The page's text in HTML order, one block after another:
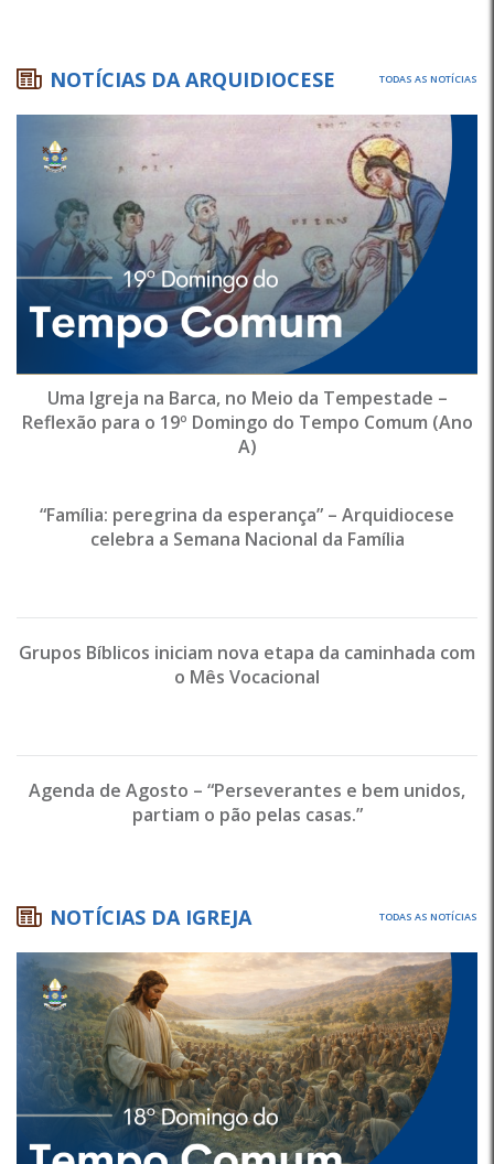
NOTÍCIAS DA ARQUIDIOCESE TODAS AS NOTÍCIAS
Uma Igreja na Barca, no Meio da Tempestade –
Reflexão para o 19º Domingo do Tempo Comum (Ano
A)
“Família: peregrina da esperança” – Arquidiocese
celebra a Semana Nacional da Família
Grupos Bíblicos iniciam nova etapa da caminhada com
o Mês Vocacional
Agenda de Agosto – “Perseverantes e bem unidos,
partiam o pão pelas casas.”
NOTÍCIAS DA IGREJA TODAS AS NOTÍCIAS